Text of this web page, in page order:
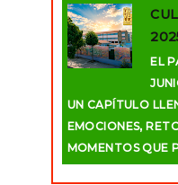
EL
UN CAPÍTULO
EMOCIONES,
MOMENTOS QUE